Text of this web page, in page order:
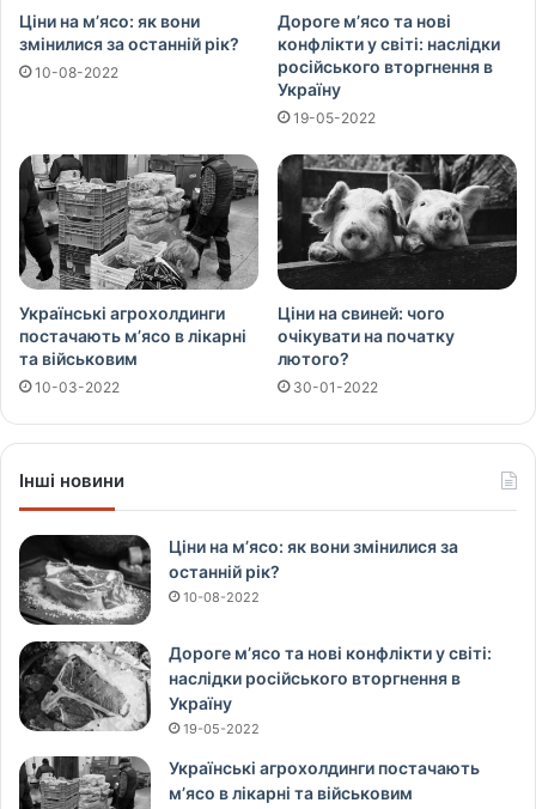
Ціни на м’ясо: як вони
змінилися за останній рік?
10-08-2022
Дороге м’ясо та нові
конфлікти у світі: наслідки
російського вторгнення в
Україну
19-05-2022
Українські агрохолдинги
постачають м’ясо в лікарні
та військовим
10-03-2022
Ціни на свиней: чого
очікувати на початку
лютого?
30-01-2022
Інші новини
Ціни на м’ясо: як вони змінилися за
останній рік?
10-08-2022
Дороге м’ясо та нові конфлікти у світі:
наслідки російського вторгнення в
Україну
19-05-2022
Українські агрохолдинги постачають
м’ясо в лікарні та військовим